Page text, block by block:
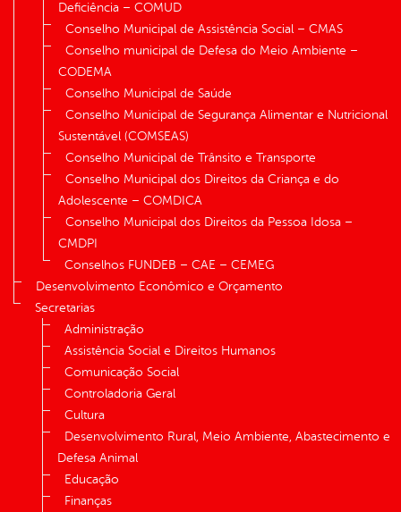
Deficiência – COMUD
Conselho Municipal de Assistência Social – CMAS
Conselho municipal de Defesa do Meio Ambiente –
CODEMA
Conselho Municipal de Saúde
Conselho Municipal de Segurança Alimentar e Nutricional
Sustentável (COMSEAS)
Conselho Municipal de Trânsito e Transporte
Conselho Municipal dos Direitos da Criança e do
Adolescente – COMDICA
Conselho Municipal dos Direitos da Pessoa Idosa –
CMDPI
Conselhos FUNDEB – CAE – CEMEG
Desenvolvimento Econômico e Orçamento
Secretarias
Administração
Assistência Social e Direitos Humanos
Comunicação Social
Controladoria Geral
Cultura
Desenvolvimento Rural, Meio Ambiente, Abastecimento e
Defesa Animal
Educação
Finanças